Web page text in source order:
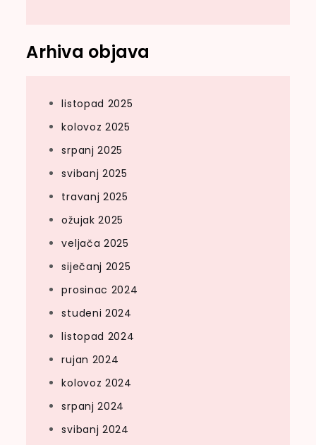
Arhiva objava
listopad 2025
kolovoz 2025
srpanj 2025
svibanj 2025
travanj 2025
ožujak 2025
veljača 2025
siječanj 2025
prosinac 2024
studeni 2024
listopad 2024
rujan 2024
kolovoz 2024
srpanj 2024
svibanj 2024